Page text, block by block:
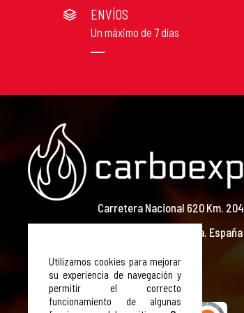
ENVÍOS
Un máximo de 7 días
Carretera Nacional 620 Km. 204
49440 Cañizal. Zamora. España
T. +34 980 604 279
E. info@carboexpor.es
Utilizamos cookies para mejorar
su experiencia de navegación y
permitir el correcto
funcionamiento de algunas